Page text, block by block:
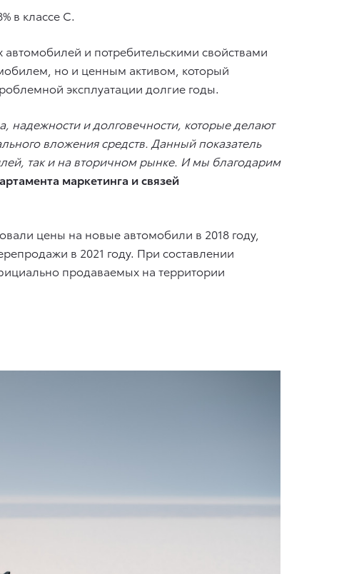
в классе С.
и потребительскими свойствами
но и ценным активом, который
эксплуатации долгие годы.
надежности и долговечности, которые делают
вложения средств. Данный показатель
так и на вторичном рынке. И мы благодарим
маркетинга и связей
цены на новые автомобили в 2018 году,
в 2021 году. При составлении
продаваемых на территории